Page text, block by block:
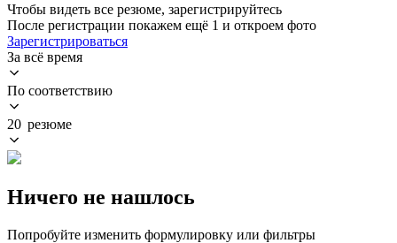
Чтобы видеть все резюме, зарегистрируйтесь
После регистрации покажем ещё 1 и откроем фото
Зарегистрироваться
За всё время
По соответствию
20 резюме
Ничего не нашлось
Попробуйте изменить формулировку или фильтры